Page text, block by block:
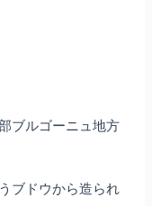
ブルゴーニュ地方
ブドウから造られ